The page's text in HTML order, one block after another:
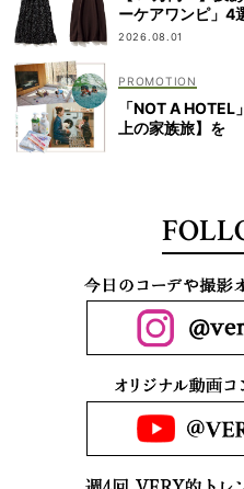
ーケアワンピ」4
2026.08.01
「NOT A
上の家族旅】を